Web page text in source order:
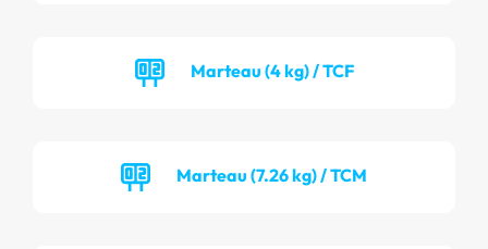
Marteau (4 kg) / TCF
Marteau (7.26 kg) / TCM